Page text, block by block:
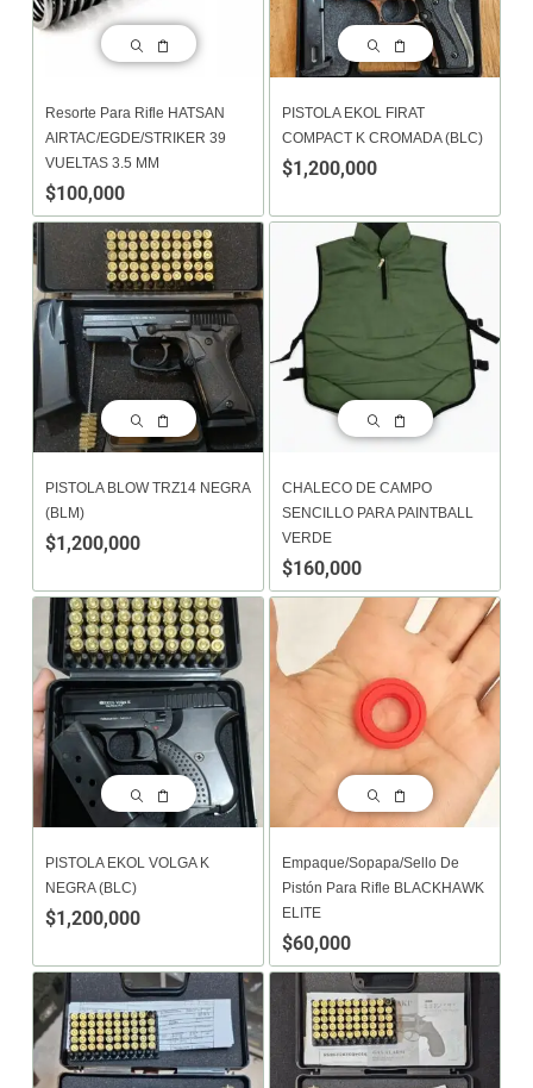
Resorte Para Rifle HATSAN
AIRTAC/EGDE/STRIKER 39
VUELTAS 3.5 MM
$100,000
PISTOLA EKOL FIRAT
COMPACT K CROMADA (BLC)
$1,200,000
PISTOLA BLOW TRZ14 NEGRA
(BLM)
$1,200,000
CHALECO DE CAMPO
SENCILLO PARA PAINTBALL
VERDE
$160,000
PISTOLA EKOL VOLGA K
NEGRA (BLC)
$1,200,000
Empaque/sopapa/sello De
Pistón Para Rifle BLACKHAWK
ELITE
$60,000